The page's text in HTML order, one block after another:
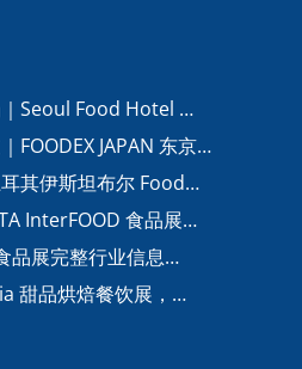
Seoul Food Hotel …
FOODEX JAPAN 东京…
其伊斯坦布尔 Food…
InterFOOD 食品展…
品展完整行业信息…
甜品烘焙餐饮展，…